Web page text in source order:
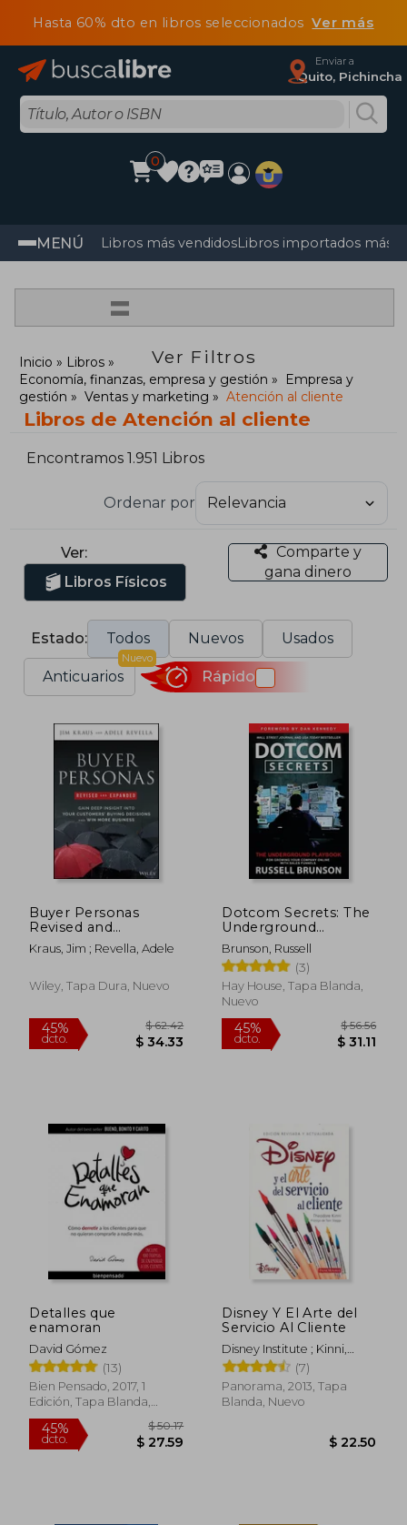
Hasta 60% dto en libros seleccionadosVer más
Enviar a
Quito, Pichincha
0
MENÚ Libros más vendidosLibros importados más
=
Ver Filtros
Inicio
Libros
Economía, finanzas, empresa y gestión
Empresa y
gestión
Ventas y marketing Atención al cliente
Libros de Atención al cliente
Encontramos 1.951 Libros
Ordenar por
Ver:
Libros Físicos
Comparte y
gana dinero
Estado: Todos Nuevos Usados
Anticuarios
Nuevo
Rápido
Buyer Personas
Revised and
Expanded: Gain Deep
Insight Into Your
Decisions and Win
Kraus, Jim ; Revella, Adele
Wiley, Tapa Dura, Nuevo
$ 62.42
Dotcom Secrets: The
Underground
Playbook for
Growing Your
Company Online
With Sales Funnels
(en Inglés)
Brunson, Russell
(3)
Hay House, Tapa Blanda,
Nuevo
45%
dcto.
Detalles que
enamoran
David Gómez
(13)
Bien Pensado, 2017, 1
Edición, Tapa Blanda,
Nuevo
Disney Y El Arte del
Servicio Al Cliente
Disney Institute ; Kinni,
Theodore
(7)
Panorama, 2013, Tapa
Blanda, Nuevo